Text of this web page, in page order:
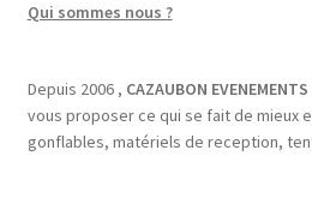
Qui sommes nous ?
Depuis 2006 , CAZAUBON EVENEMENTS
vous proposer ce qui se fait de mieux
gonflables, matériels de reception,